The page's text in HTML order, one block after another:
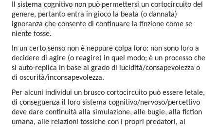
Il sistema cognitivo non può permettersi un cortocircuito del
genere, pertanto entra in gioco la beata (o dannata)
ignoranza che consente di continuare la finzione come se
niente fosse.
In un certo senso non è neppure colpa loro: non sono loro a
decidere di agire (o reagire) in quel modo; è un processo che
si auto-replica in base al grado di lucidità/consapevolezza o
di oscurità/inconsapevolezza.
Per alcuni individui un brusco cortocircuito può essere letale,
di conseguenza il loro sistema cognitivo/nervoso/percettivo
deve dare continuità alla simulazione, alle bugie, alla fiction
umana, alle relazioni tossiche con i propri predatori, al